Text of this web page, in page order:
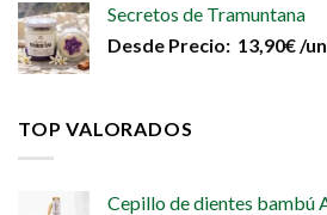
Secretos de Tramuntana
Desde Precio: 13,90€/
TOP VALORADOS
Cepillo de dientes bambú